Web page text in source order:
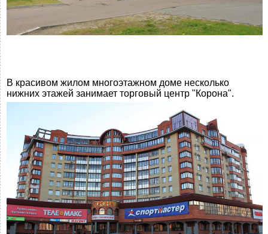
В красивом жилом многоэтажном доме несколько
нижних этажей занимает торговый центр "Корона".